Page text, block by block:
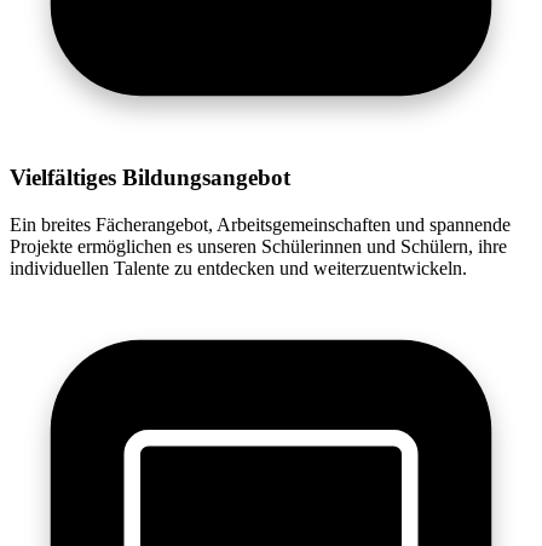
Vielfältiges Bildungsangebot
Ein breites Fächerangebot, Arbeitsgemeinschaften und spannende
Projekte ermöglichen es unseren Schülerinnen und Schülern, ihre
individuellen Talente zu entdecken und weiterzuentwickeln.